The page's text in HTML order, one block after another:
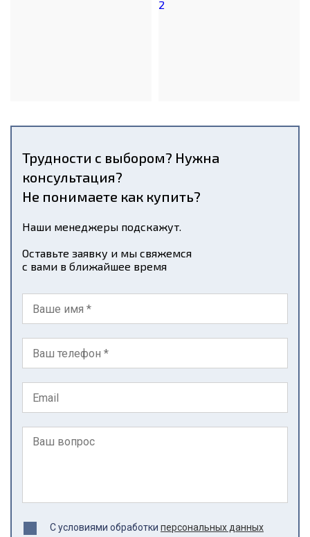
Трудности с выбором? Нужна
консультация?
Не понимаете как купить?
Наши менеджеры подскажут.
Оставьте заявку и мы свяжемся
с вами в ближайшее время
С условиями обработки персональных данных